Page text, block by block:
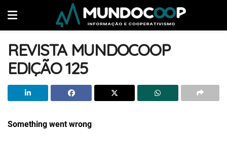
REVISTA MUNDOCOOP
EDIÇÃO 125